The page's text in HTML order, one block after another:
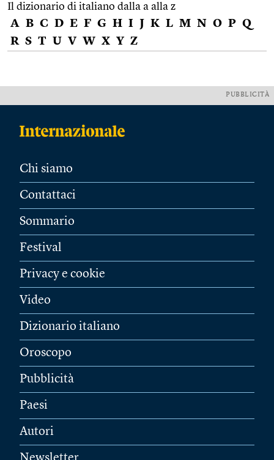
Il dizionario di italiano dalla a alla z
A B C D E F G H I J K L M N O P Q
R S T U V W X Y Z
PUBBLICITÀ
Chi siamo
Contattaci
Sommario
Festival
Privacy e cookie
Video
Dizionario italiano
Oroscopo
Pubblicità
Paesi
Autori